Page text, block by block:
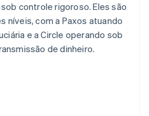
controle rigoroso. Eles são
níveis, com a Paxos atuando
e a Circle operando sob
de dinheiro.